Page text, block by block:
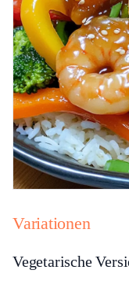
Variationen
Vegetarische